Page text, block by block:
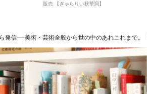
販売 【ぎゃらりい秋華洞】
信—-美術・芸術全般から世の中のあれこれまで。